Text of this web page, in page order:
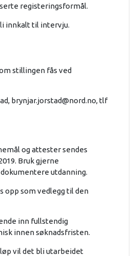
registeringsformål.
innkalt til intervju.
stillingen fås ved
brynjar.jorstad@nord.no, tlf
og attester sendes
Bruk gjerne
utdanning.
opp som vedlegg til den
inn fullstendig
innen søknadsfristen.
vil det bli utarbeidet